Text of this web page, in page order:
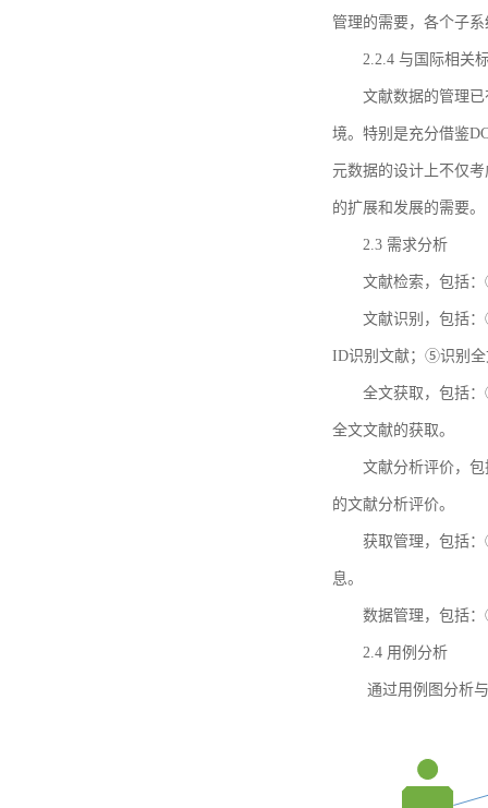
管理的需要，各个子
2.2.4 与国际相关
文献数据的管理
境。特别是充分借鉴
元数据的设计上不仅
的扩展和发展的需要。
2.3 需求分析
文献检索，包括
文献识别，包括
ID识别文献；⑤识别全
全文获取，包括
全文文献的获取。
文献分析评价，
的文献分析评价。
获取管理，包括
息。
数据管理，包括
2.4 用例分析
通过用例图分析